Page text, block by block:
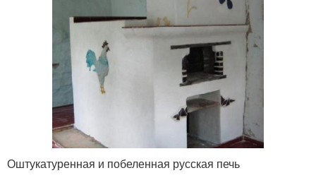
Оштукатуренная и побеленная русская печь